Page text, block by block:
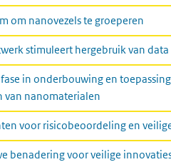
om nanovezels te groeperen
stimuleert hergebruik van
in onderbouwing en
van nanomaterialen
voor risicobeoordeling en
benadering voor veilige